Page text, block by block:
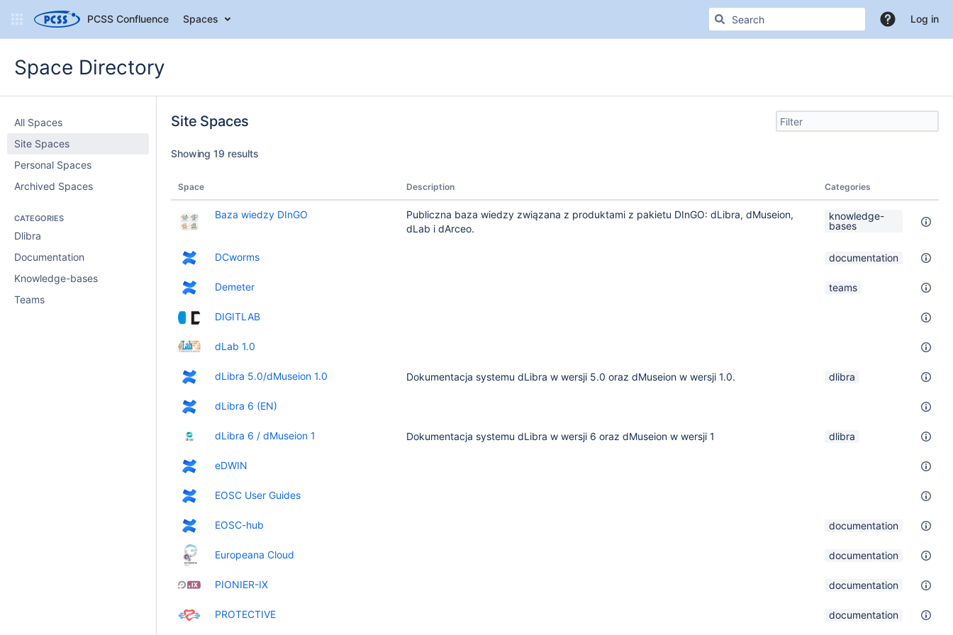
PCSS Confluence Spaces Log in
Space Directory
All Spaces
Site Spaces
Personal Spaces
Archived Spaces
CATEGORIES
Dlibra
Documentation
Knowledge-bases
Teams
Site Spaces
Filter
search
Showing 19 results
Space Description Categories
Baza wiedzy DInGO
Publiczna baza wiedzy związana z produktami z pakietu DInGO: dLibra, dMuseion,
dLab i dArceo.
knowledge-
bases
DCworms documentation
Demeter teams
DIGITLAB
dLab 1.0
dLibra 5.0/dMuseion 1.0 Dokumentacja systemu dLibra w wersji 5.0 oraz dMuseion w wersji 1.0. dlibra
dLibra 6 (EN)
dLibra 6 / dMuseion 1 Dokumentacja systemu dLibra w wersji 6 oraz dMuseion w wersji 1 dlibra
eDWIN
EOSC User Guides
EOSC-hub documentation
Europeana Cloud documentation
PIONIER-IX documentation
PROTECTIVE documentation